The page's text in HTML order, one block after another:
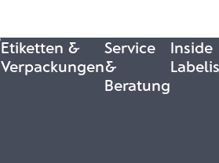
Etiketten &
Verpackungen
Service
&
Beratung
Inside